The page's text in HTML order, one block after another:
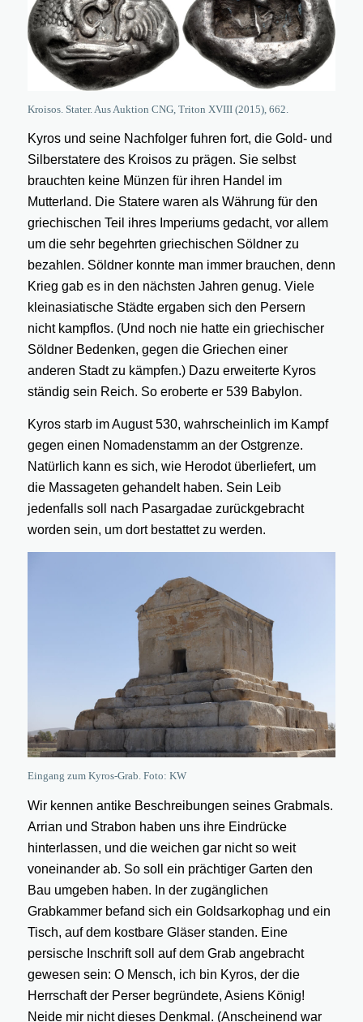
Kroisos. Stater. Aus Auktion CNG, Triton XVIII (2015), 662.
Kyros und seine Nachfolger fuhren fort, die Gold- und
Silberstatere des Kroisos zu prägen. Sie selbst
brauchten keine Münzen für ihren Handel im
Mutterland. Die Statere waren als Währung für den
griechischen Teil ihres Imperiums gedacht, vor allem
um die sehr begehrten griechischen Söldner zu
bezahlen. Söldner konnte man immer brauchen, denn
Krieg gab es in den nächsten Jahren genug. Viele
kleinasiatische Städte ergaben sich den Persern
nicht kampflos. (Und noch nie hatte ein griechischer
Söldner Bedenken, gegen die Griechen einer
anderen Stadt zu kämpfen.) Dazu erweiterte Kyros
ständig sein Reich. So eroberte er 539 Babylon.
Kyros starb im August 530, wahrscheinlich im Kampf
gegen einen Nomadenstamm an der Ostgrenze.
Natürlich kann es sich, wie Herodot überliefert, um
die Massageten gehandelt haben. Sein Leib
jedenfalls soll nach Pasargadae zurückgebracht
worden sein, um dort bestattet zu werden.
Eingang zum Kyros-Grab. Foto: KW
Wir kennen antike Beschreibungen seines Grabmals.
Arrian und Strabon haben uns ihre Eindrücke
hinterlassen, und die weichen gar nicht so weit
voneinander ab. So soll ein prächtiger Garten den
Bau umgeben haben. In der zugänglichen
Grabkammer befand sich ein Goldsarkophag und ein
Tisch, auf dem kostbare Gläser standen. Eine
persische Inschrift soll auf dem Grab angebracht
gewesen sein: O Mensch, ich bin Kyros, der die
Herrschaft der Perser begründete, Asiens König!
Neide mir nicht dieses Denkmal. (Anscheinend war